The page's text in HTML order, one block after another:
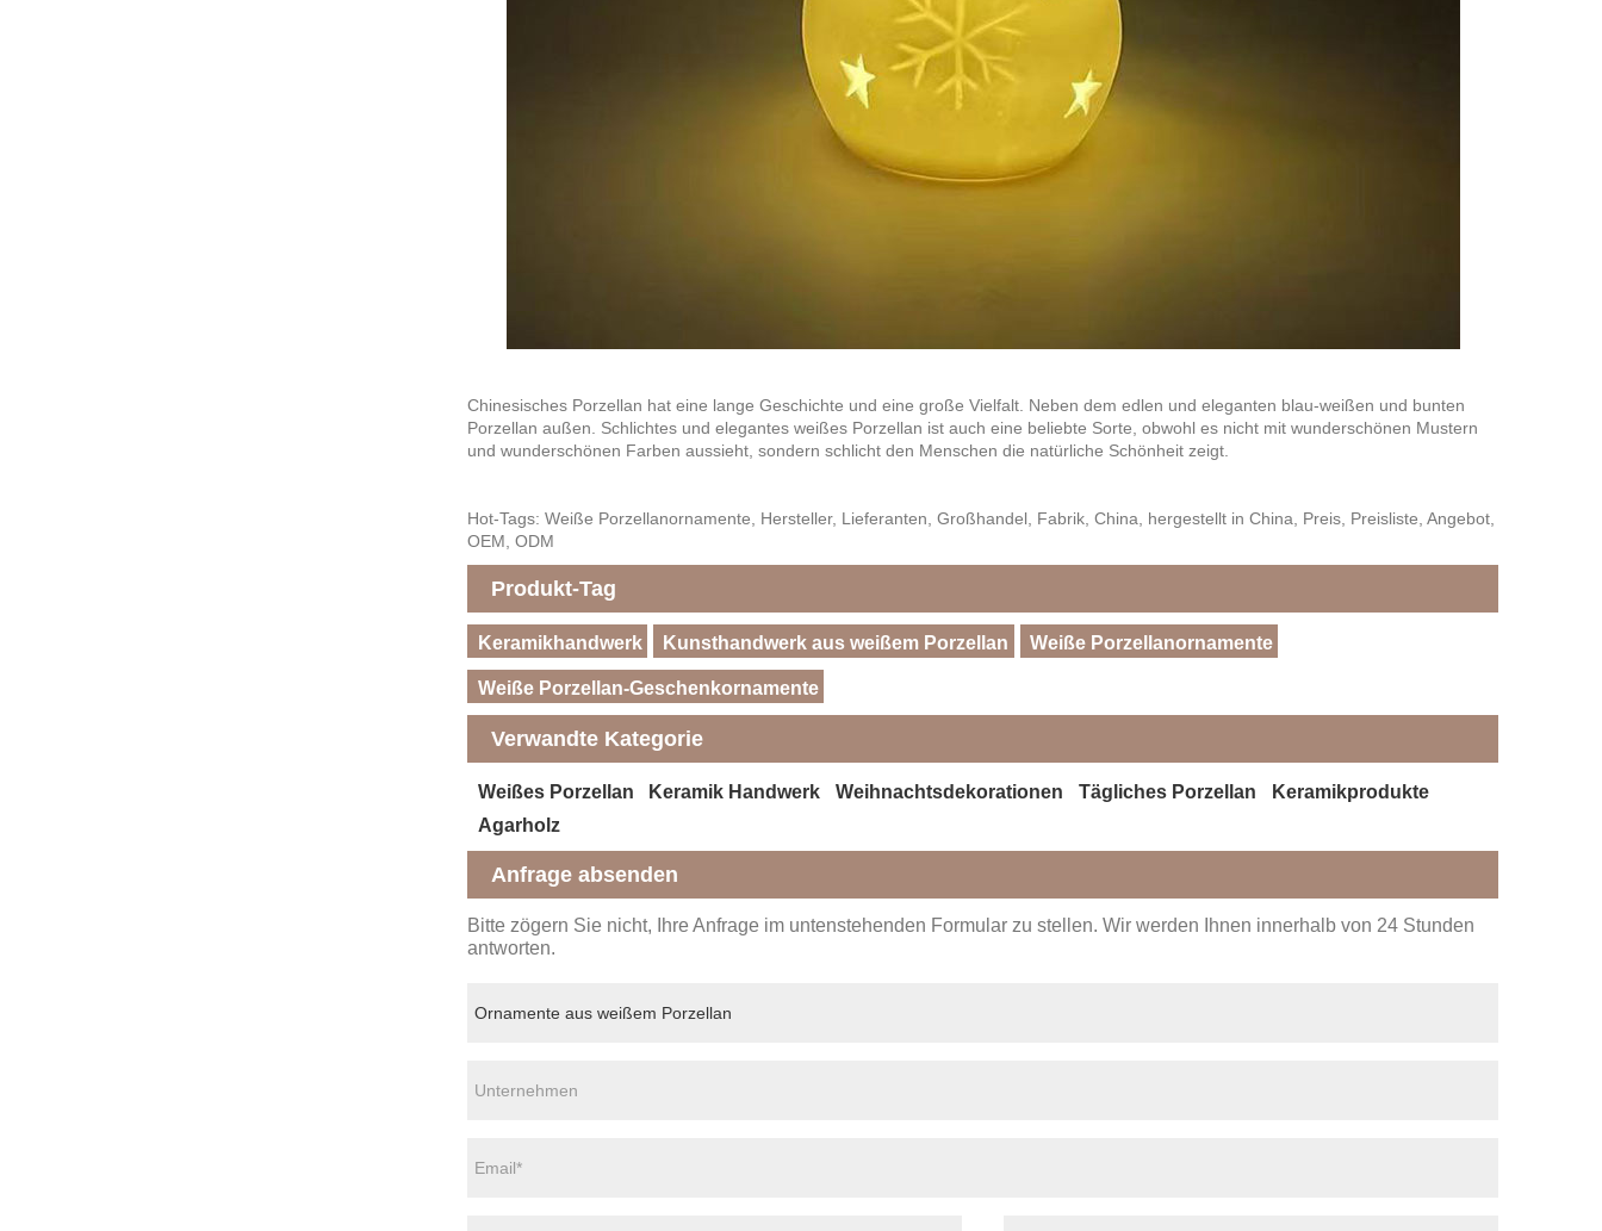
Chinesisches Porzellan hat eine lange Geschichte und eine große Vielfalt. Neben dem edlen und eleganten blau-weißen und bunten
Porzellan außen. Schlichtes und elegantes weißes Porzellan ist auch eine beliebte Sorte, obwohl es nicht mit wunderschönen Mustern
und wunderschönen Farben aussieht, sondern schlicht den Menschen die natürliche Schönheit zeigt.
Hot-Tags: Weiße Porzellanornamente, Hersteller, Lieferanten, Großhandel, Fabrik, China, hergestellt in China, Preis, Preisliste, Angebot,
OEM, ODM
Produkt-Tag
Keramikhandwerk Kunsthandwerk aus weißem Porzellan Weiße Porzellanornamente
Weiße Porzellan-Geschenkornamente
Verwandte Kategorie
Weißes Porzellan Keramik Handwerk Weihnachtsdekorationen Tägliches Porzellan
Keramikprodukte
Agarholz
Anfrage absenden
Bitte zögern Sie nicht, Ihre Anfrage im untenstehenden Formular zu stellen. Wir werden Ihnen innerhalb von 24 Stunden
antworten.